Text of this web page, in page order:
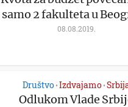
samo 2 fakulteta u
08.08.2019.
Društvo•Izdvajamo•
Odlukom Vlade